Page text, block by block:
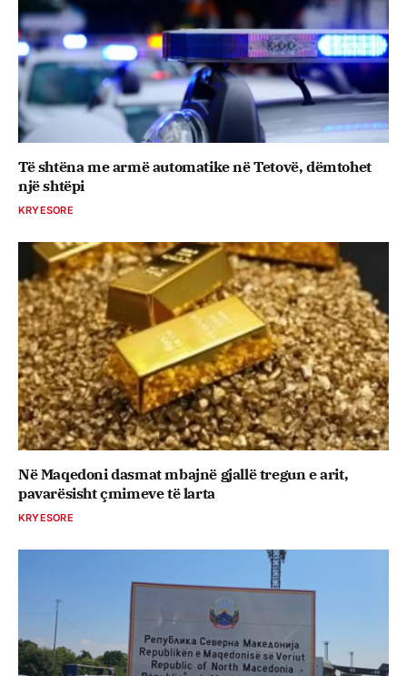
Të shtëna me armë automatike në Tetovë, dëmtohet
një shtëpi
KRYESORE
Në Maqedoni dasmat mbajnë gjallë tregun e arit,
pavarësisht çmimeve të larta
KRYESORE